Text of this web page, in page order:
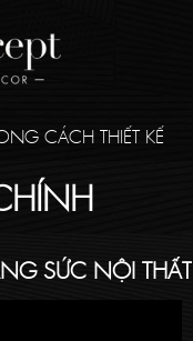
CÁCH THIẾT KẾ
SỨC NỘI THẤT